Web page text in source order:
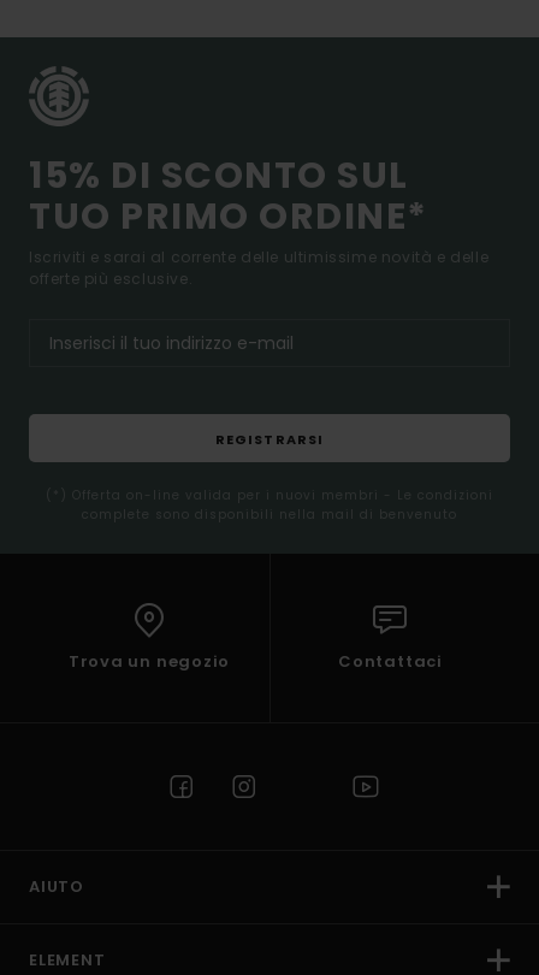
15% DI SCONTO SUL
TUO PRIMO ORDINE*
Iscriviti e sarai al corrente delle ultimissime novità e delle
offerte più esclusive.
REGISTRARSI
(*) Offerta on-line valida per i nuovi membri - Le condizioni
complete sono disponibili nella mail di benvenuto
Trova un negozio Contattaci
AIUTO
ELEMENT